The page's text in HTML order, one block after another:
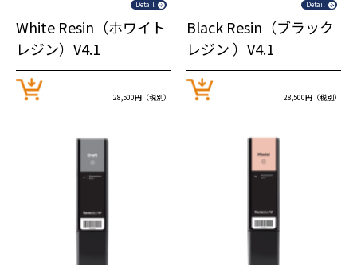
Detail
White Resin（ホワイト
レジン）V4.1
28,500円（税別）
Detail
Black Resin（ブラック
レジン ）V4.1
28,500円（税別）